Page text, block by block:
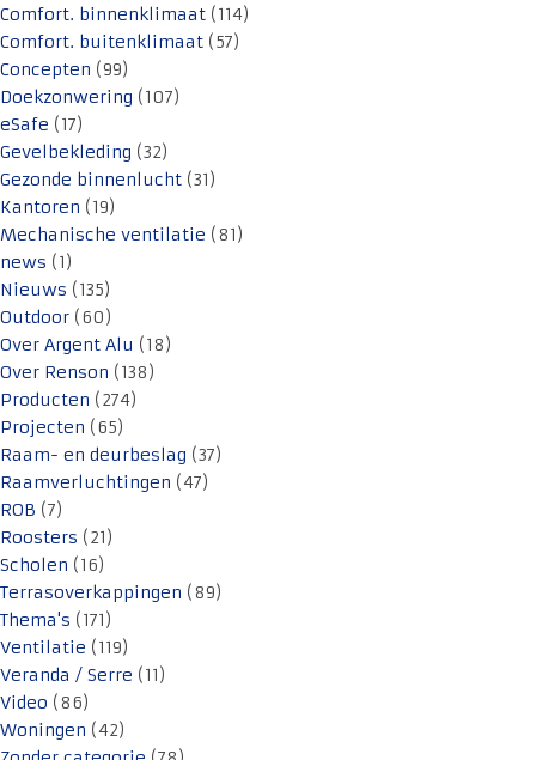
Comfort. binnenklimaat (114)
Comfort. buitenklimaat (57)
Concepten (99)
Doekzonwering (107)
eSafe (17)
Gevelbekleding (32)
Gezonde binnenlucht (31)
Kantoren (19)
Mechanische ventilatie (81)
news (1)
Nieuws (135)
Outdoor (60)
Over Argent Alu (18)
Over Renson (138)
Producten (274)
Projecten (65)
Raam- en deurbeslag (37)
Raamverluchtingen (47)
ROB (7)
Roosters (21)
Scholen (16)
Terrasoverkappingen (89)
Thema's (171)
Ventilatie (119)
Veranda / Serre (11)
Video (86)
Woningen (42)